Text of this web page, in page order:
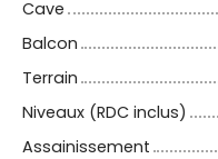
Cave
Balcon
Terrain
Niveaux (RDC inclus)
Assainissement